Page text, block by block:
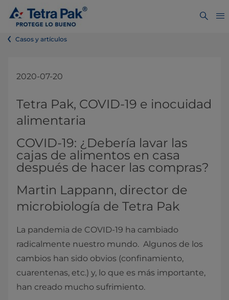
Casos y artículos
2020-07-20
Tetra Pak, COVID-19 e inocuidad
alimentaria
COVID-19: ¿Debería lavar las
cajas de alimentos en casa
después de hacer las compras?
Martin Lappann, director de
microbiología de Tetra Pak
La pandemia de COVID-19 ha cambiado
radicalmente nuestro mundo. Algunos de los
cambios han sido obvios (confinamiento,
cuarentenas, etc.) y, lo que es más importante,
han creado mucho sufrimiento.